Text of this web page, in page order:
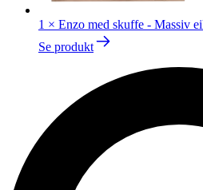
1 × Enzo med skuffe - Massiv
Se produkt